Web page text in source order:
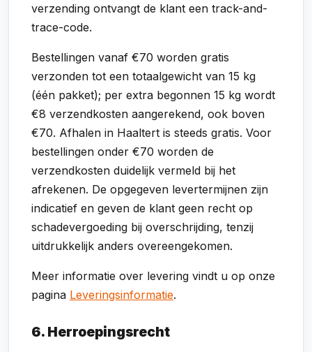
verzending ontvangt de klant een track-and-
trace-code.
Bestellingen vanaf €70 worden gratis
verzonden tot een totaalgewicht van 15 kg
(één pakket); per extra begonnen 15 kg wordt
€8 verzendkosten aangerekend, ook boven
€70. Afhalen in Haaltert is steeds gratis. Voor
bestellingen onder €70 worden de
verzendkosten duidelijk vermeld bij het
afrekenen. De opgegeven levertermijnen zijn
indicatief en geven de klant geen recht op
schadevergoeding bij overschrijding, tenzij
uitdrukkelijk anders overeengekomen.
Meer informatie over levering vindt u op onze
pagina Leveringsinformatie.
6. Herroepingsrecht